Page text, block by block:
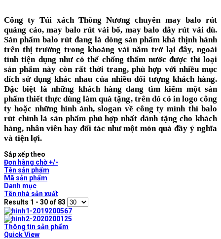
Công ty Túi xách Thông Nương chuyên may balo rút
quảng cáo, may balo rút vải bố, may balo dây rút vải dù.
Sản phẩm balo rút đang là dòng sản phẩm khá thịnh hành
trên thị trường trong khoảng vài năm trở lại đây, ngoài
tính tiện dụng như có thể chống thấm nước được thì loại
sản phẩm này còn rất thời trang, phù hợp với nhiều mục
đích sử dụng khác nhau của nhiều đối tượng khách hàng.
Đặc biệt là những khách hàng đang tìm kiếm một sản
phẩm thiết thực dùng làm quà tặng, trên đó có in logo công
ty hoặc những hình ảnh, slogan về công ty mình thì balo
rút chính là sản phẩm phù hợp nhất dành tặng cho khách
hàng, nhân viên hay đối tác như một món quà đầy ý nghĩa
và tiện lợi.
Sắp xếp theo
Đơn hàng chờ +/-
Tên sản phẩm
Mã sản phẩm
Danh mục
Tên nhà sản xuất
Results 1 - 30 of 83
Thông tin sản phẩm
Quick View